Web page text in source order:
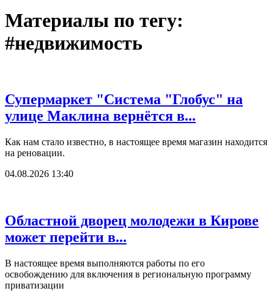
Материалы по тегу:
#недвижимость
Супермаркет "Система "Глобус" на
улице Маклина вернётся в...
Как нам стало известно, в настоящее время магазин находится
на реновации.
04.08.2026 13:40
Областной дворец молодежи в Кирове
может перейти в...
В настоящее время выполняются работы по его
освобождению для включения в региональную программу
приватизации